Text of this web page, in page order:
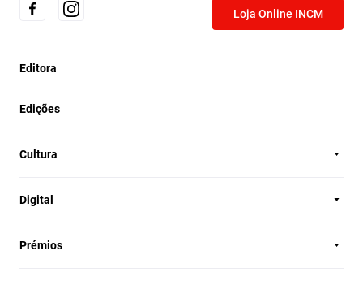
Loja Online INCM
Editora
Edições
Cultura
Digital
Prémios